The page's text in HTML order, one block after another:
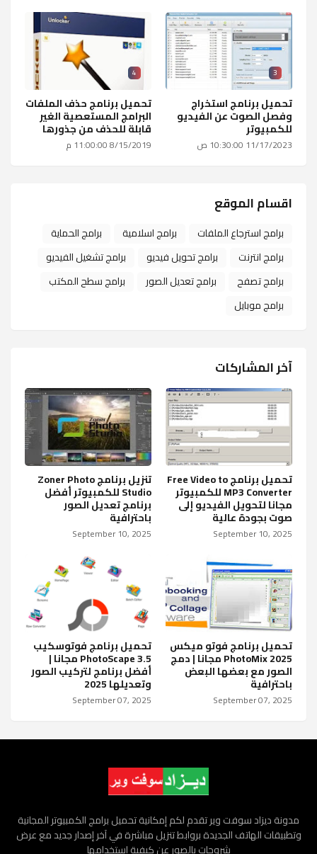
3
تحميل برنامج استخراج
وفصل الصوت عن الفيديو
للكمبيوتر
11/17/2023 10:30:00 ص
4
تحميل برنامج حذف الملفات
البرامج المستعصية الغير
قابلة للحذف من جذورها
8/15/2019 11:00:00 م
اقسام الموقع
برامج استرجاع الملفات برامج اسلامية
برامج الحماية
برامج انترنت
برامج تحويل فيديو
برامج تشغيل الفيديو
برامج تصفح
برامج تعديل الصور
برامج سطح المكتب
برامج موبايل
آخر المشاركات
تحميل برنامج Free Video to
MP3 Converter للكمبيوتر
مجانا لتحويل الفيديو إلى
صوت بجودة عالية
September 10, 2025
تنزيل برنامج Zoner Photo
Studio للكمبيوتر أفضل
برنامج تعديل الصور
باحترافية
September 10, 2025
تحميل برنامج فوتو ميكس
PhotoMix 2025 مجانا | دمج
الصور مع بعضها البعض
باحترافية
September 07, 2025
تحميل برنامج فوتوسكيب
PhotoScape 3.5 مجانا |
أفضل برنامج لتركيب الصور
وتعديلها 2025
September 07, 2025
مدونة ديزاد سوفت وير تقدم لكم إمكانية تحميل برامج الكمبيوتر المجانية
وتطبيقات الهاتف الجديدة بروابط تنزيل مباشرة في آخر إصدار جديد مع عرض
شروحات بالصور عن كيفية إستخدامها